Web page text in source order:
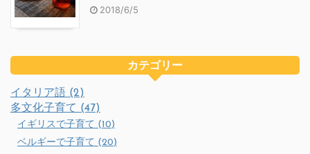
2018/6/5
カテゴリー
イタリア語 (2)
多文化子育て (47)
イギリスで子育て (10)
ベルギーで子育て (20)